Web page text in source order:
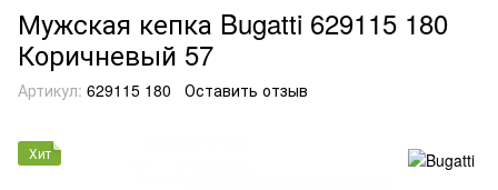
Мужская кепка Bugatti 629115 180
Коричневый 57
Артикул: 629115 180 Оставить отзыв
Хит